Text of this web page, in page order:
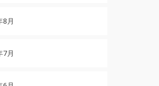
8月
7月